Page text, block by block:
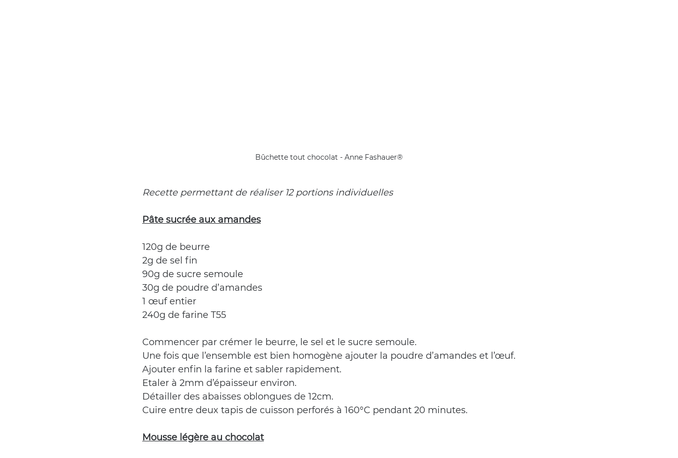
Bûchette tout chocolat - Anne Fashauer®
Recette permettant de réaliser 12 portions individuelles
Pâte sucrée aux amandes
120g de beurre
2g de sel fin
90g de sucre semoule
30g de poudre d’amandes
1 œuf entier
240g de farine T55
Commencer par crémer le beurre, le sel et le sucre semoule.
Une fois que l’ensemble est bien homogène ajouter la poudre d’amandes et l’œuf.
Ajouter enfin la farine et sabler rapidement.
Etaler à 2mm d’épaisseur environ.
Détailler des abaisses oblongues de 12cm.
Cuire entre deux tapis de cuisson perforés à 160°C pendant 20 minutes.
Mousse légère au chocolat